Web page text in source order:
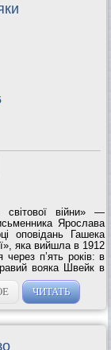
війни» —
Ярослава
оповідань Гашека
яка вийшла в 1912
п’ять років: в
вояка Швейк в
з Росії до Праги
ЧИТАТЬ